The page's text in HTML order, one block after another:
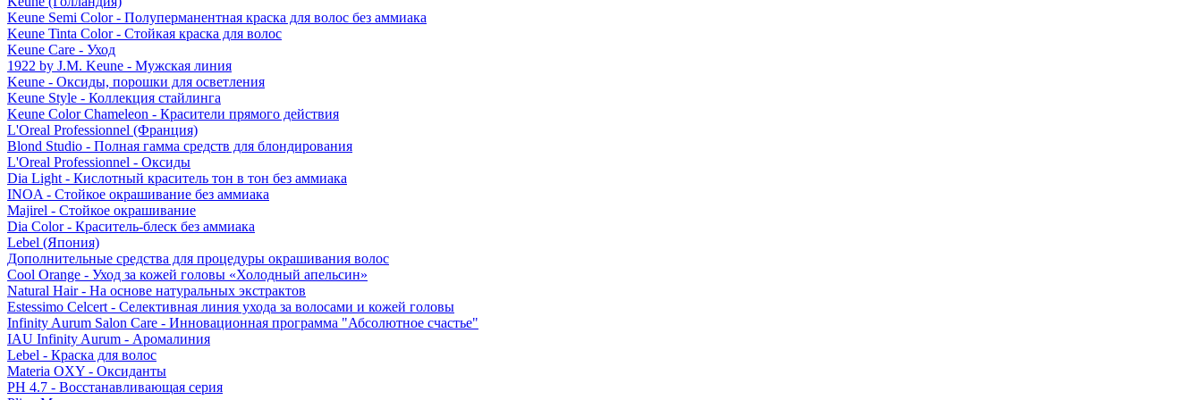
Keune Semi Color - Полуперманентная краска для волос без аммиака
Keune Tinta Color - Стойкая краска для волос
Keune Care - Уход
1922 by J.M. Keune - Мужская линия
Keune - Оксиды, порошки для осветления
Keune Style - Коллекция стайлинга
Keune Color Chameleon - Красители прямого действия
L'Oreal Professionnel (Франция)
Blond Studio - Полная гамма средств для блондирования
L'Oreal Professionnel - Оксиды
Dia Light - Кислотный краситель тон в тон без аммиака
INOA - Стойкое окрашивание без аммиака
Majirel - Стойкое окрашивание
Dia Color - Краситель-блеск без аммиака
Lebel (Япония)
Дополнительные средства для процедуры окрашивания волос
Cool Orange - Уход за кожей головы «Холодный апельсин»
Natural Hair - На основе натуральных экстрактов
Estessimo Celcert - Селективная линия ухода за волосами и кожей головы
Infinity Aurum Salon Care - Инновационная программа "Абсолютное счастье"
IAU Infinity Aurum - Аромалиния
Lebel - Краска для волос
Materia OXY - Оксиданты
PH 4.7 - Восстанавливающая серия